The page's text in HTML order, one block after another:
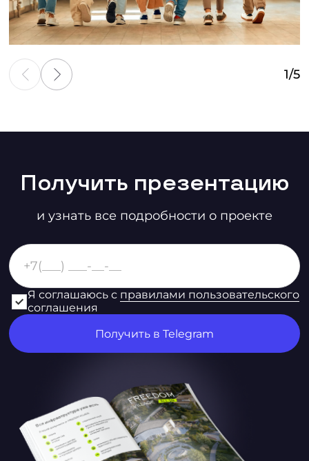
1/5
Получить презентацию
и узнать все подробности о проекте
Я соглашаюсь с правилами пользовательского
соглашения